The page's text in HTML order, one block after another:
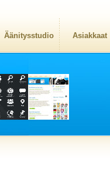
Äänitysstudio Asiakkaat